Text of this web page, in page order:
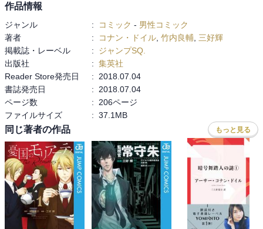
作品情報
ジャンル : コミック - 男性コミック
著者
: コナン・ドイル 竹内良輔 三好輝
掲載誌・レーベル
:
ジャンプSQ.
出版社
: 集英社
Reader Store発売日
:
2018.07.04
書誌発売日
:
2018.07.04
ページ数
:
206ページ
ファイルサイズ
: 37.1MB
同じ著者の作品 もっと見る